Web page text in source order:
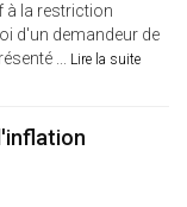
à la restriction
d'un demandeur de
... Lire la suite